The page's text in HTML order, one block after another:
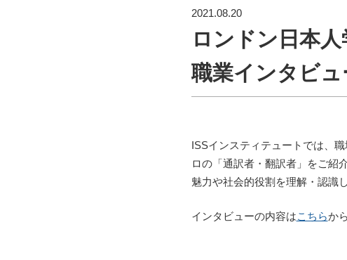
2021.08.20
ロンドン日本
職業インタビュ
ISSインスティテュートでは、
ロの「通訳者・翻訳者」をご紹
魅力や社会的役割を理解・認識
インタビューの内容はこちらか